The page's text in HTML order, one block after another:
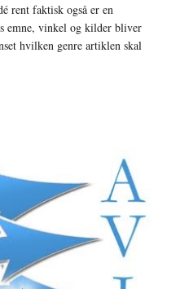
rent faktisk også er en
emne, vinkel og kilder bliver
hvilken genre artiklen skal